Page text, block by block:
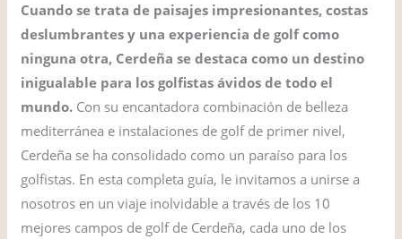
Cuando se trata de paisajes impresionantes, costas
deslumbrantes y una experiencia de golf como
ninguna otra, Cerdeña se destaca como un destino
inigualable para los golfistas ávidos de todo el
mundo. Con su encantadora combinación de belleza
mediterránea e instalaciones de golf de primer nivel,
Cerdeña se ha consolidado como un paraíso para los
golfistas. En esta completa guía, le invitamos a unirse a
nosotros en un viaje inolvidable a través de los 10
mejores campos de golf de Cerdeña, cada uno de los